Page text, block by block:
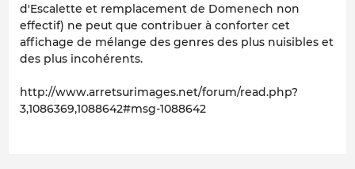
d'Escalette et remplacement de Domenech non
effectif) ne peut que contribuer à conforter cet
affichage de mélange des genres des plus nuisibles et
des plus incohérents.
http://www.arretsurimages.net/forum/read.php?
3,1086369,1088642#msg-1088642